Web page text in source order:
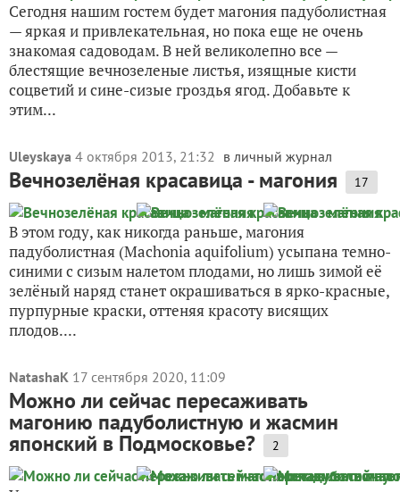
Сегодня нашим гостем будет магония падуболистная
— яркая и привлекательная, но пока еще не очень
знакомая садоводам. В ней великолепно все —
блестящие вечнозеленые листья, изящные кисти
соцветий и сине-сизые гроздья ягод. Добавьте к
этим...
Uleyskaya 4 октября 2013, 21:32 в личный журнал
Вечнозелёная красавица - магония 17
В этом году, как никогда раньше, магония
падуболистная (Machonia aquifolium) усыпана темно-
синими с сизым налетом плодами, но лишь зимой её
зелёный наряд станет окрашиваться в ярко-красные,
пурпурные краски, оттеняя красоту висящих
плодов....
NatashaK 17 сентября 2020, 11:09
Можно ли сейчас пересаживать
магонию падуболистную и жасмин
японский в Подмосковье? 2